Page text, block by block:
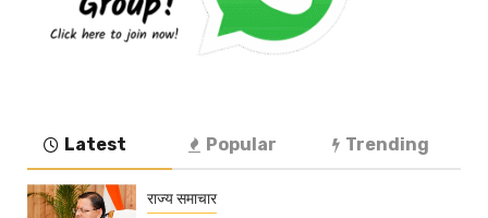
Latest Popular Trending
राज्य समाचार